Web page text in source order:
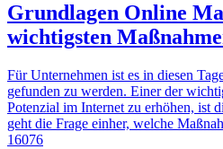
Grundlagen Online
wichtigsten
Für Unternehmen ist es in diesen
gefunden zu werden. Einer der
Potenzial im Internet zu erhöhen, ist
geht die Frage einher, welche
16076